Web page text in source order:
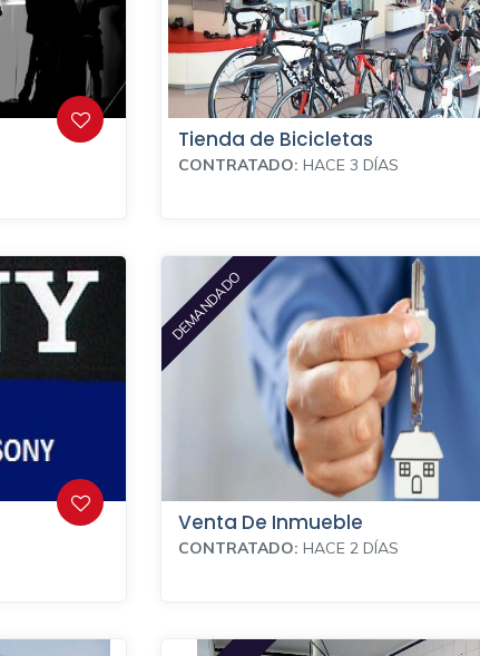
Tienda de Bicicletas
CONTRATADO: HACE 3 DÍAS
DEMANDADO
Venta De Inmueble
CONTRATADO: HACE 2 DÍAS